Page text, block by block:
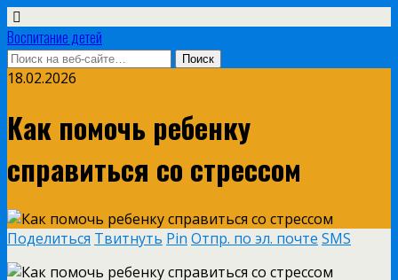
Воспитание детей
18.02.2026
Как помочь ребенку
справиться со стрессом
Поделиться Твитнуть Pin Отпр. по эл. почте SMS